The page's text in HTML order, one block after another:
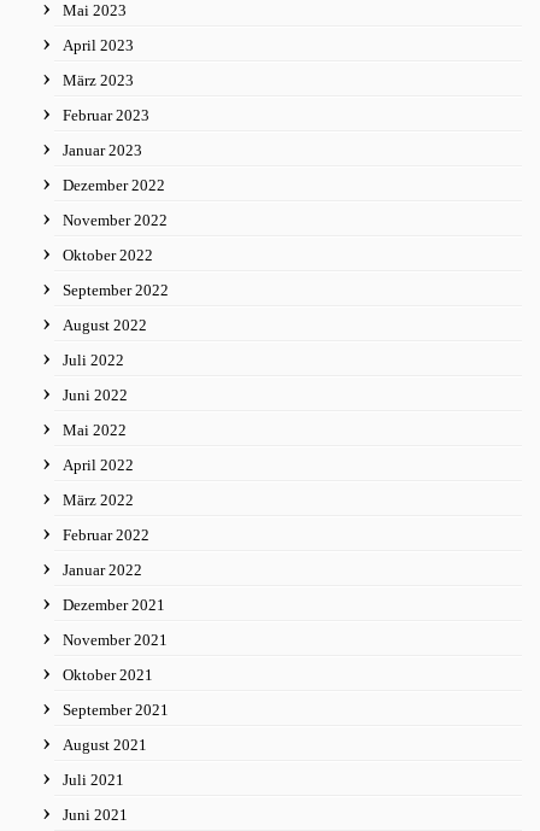
Mai 2023
April 2023
März 2023
Februar 2023
Januar 2023
Dezember 2022
November 2022
Oktober 2022
September 2022
August 2022
Juli 2022
Juni 2022
Mai 2022
April 2022
März 2022
Februar 2022
Januar 2022
Dezember 2021
November 2021
Oktober 2021
September 2021
August 2021
Juli 2021
Juni 2021